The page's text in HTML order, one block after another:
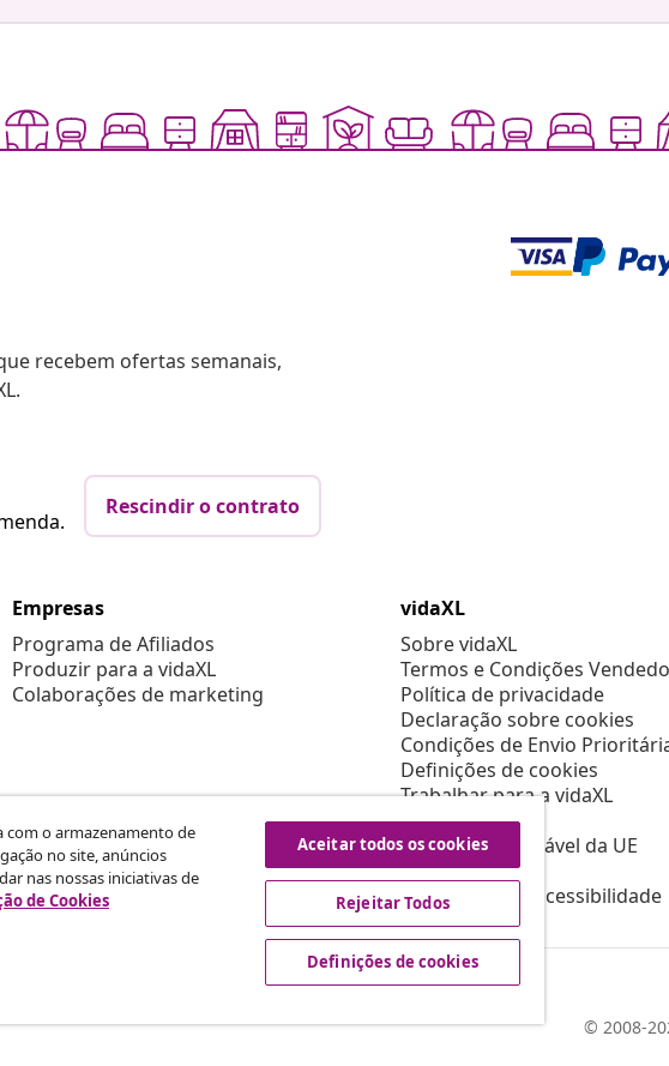
recebem ofertas semanais,
Rescindir o contrato
Empresas
Programa de Afiliados
Produzir para a vidaXL
Colaborações de marketing
vidaXL
Sobre vidaXL
Termos e Condições
Política de privacidade
Declaração sobre cookies
Condições de Envio
Definições de cookies
Trabalhar para a vidaXL
Segurança
Pessoa responsável da UE
Política de EPR
Declaração de acessibilidade
© 2008-
com o armazenamento de
no site, anúncios
nas nossas iniciativas de
de Cookies
Aceitar todos os cookies
Rejeitar Todos
Definições de cookies